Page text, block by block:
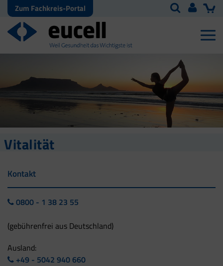
Zum Fachkreis-Portal
Vitalität
Kontakt
0800 - 1 38 23 55
(gebührenfrei aus Deutschland)
Ausland:
+49 - 5042 940 660